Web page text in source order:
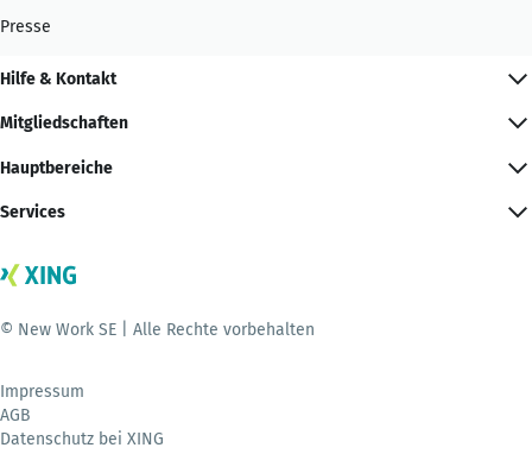
Presse
Hilfe & Kontakt
Mitgliedschaften
Hauptbereiche
Services
© New Work SE | Alle Rechte vorbehalten
Impressum
AGB
Datenschutz bei XING